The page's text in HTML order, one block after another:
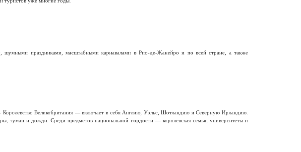
праздниками, масштабными карнавалами в Рио-де-Жанейро и по всей стране, а также
Великобритания — включает в себя Англию, Уэльс, Шотландию и Северную Ирландию.
туман и дожди. Среди предметов национальной гордости — королевская семья, университеты и